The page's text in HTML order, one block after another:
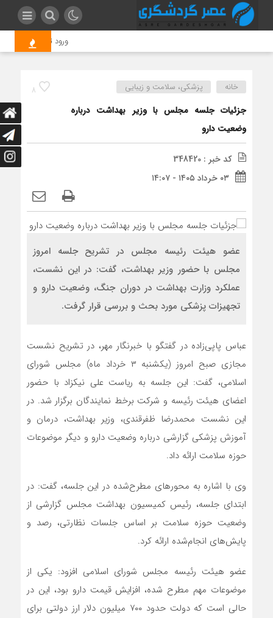
ورود تیم کارآگاهان
8 خانه پزشکی، سلامت و زیبایی
جزئیات جلسه مجلس با وزیر بهداشت درباره
وضعیت دارو
کد خبر : 348420
۰۳ خرداد ۱۴۰۵ - ۱۴:۰۷
عضو هیئت رئیسه مجلس در تشریح جلسه امروز
مجلس با حضور وزیر بهداشت، گفت: در این نشست،
عملکرد وزارت بهداشت در دوران جنگ، وضعیت دارو و
تجهیزات پزشکی مورد بحث و بررسی قرار گرفت.
عباس پاپی‌زاده در گفتگو با خبرنگار مهر، در تشریح نشست
مجازی صبح امروز (یکشنبه ۳ خرداد ماه) مجلس شورای
اسلامی، گفت: این جلسه به ریاست علی نیکزاد با حضور
اعضای هیئت رئیسه و شرکت برخط نمایندگان برگزار شد. در
این نشست محمدرضا ظفرقندی، وزیر بهداشت، درمان و
آموزش پزشکی گزارشی درباره وضعیت دارو و دیگر موضوعات
حوزه سلامت ارائه داد.
وی با اشاره به محورهای مطرح‌شده در این جلسه، گفت: در
ابتدای جلسه، رئیس کمیسیون بهداشت مجلس گزارشی از
وضعیت حوزه سلامت بر اساس جلسات نظارتی، رصد و
پایش‌های انجام‌شده ارائه کرد.
عضو هیئت رئیسه مجلس شورای اسلامی افزود: یکی از
موضوعات مهم مطرح‌ شده، افزایش قیمت دارو بود، این در
حالی است که دولت حدود ۷۰۰ میلیون دلار ارز دولتی برای